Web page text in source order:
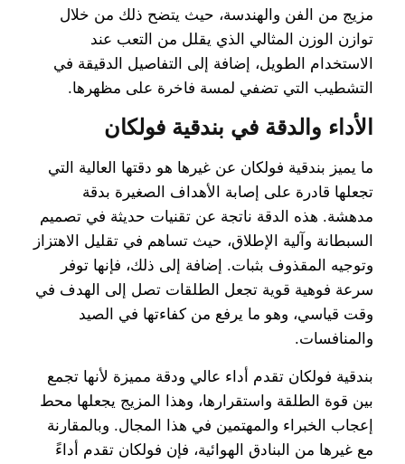
مزيج من الفن والهندسة، حيث يتضح ذلك من خلال
توازن الوزن المثالي الذي يقلل من التعب عند
الاستخدام الطويل، إضافة إلى التفاصيل الدقيقة في
التشطيب التي تضفي لمسة فاخرة على مظهرها.
الأداء والدقة في بندقية فولكان
ما يميز بندقية فولكان عن غيرها هو دقتها العالية التي
تجعلها قادرة على إصابة الأهداف الصغيرة بدقة
مدهشة. هذه الدقة ناتجة عن تقنيات حديثة في تصميم
السبطانة وآلية الإطلاق، حيث تساهم في تقليل الاهتزاز
وتوجيه المقذوف بثبات. إضافة إلى ذلك، فإنها توفر
سرعة فوهية قوية تجعل الطلقات تصل إلى الهدف في
وقت قياسي، وهو ما يرفع من كفاءتها في الصيد
والمنافسات.
بندقية فولكان تقدم أداء عالي ودقة مميزة لأنها تجمع
بين قوة الطلقة واستقرارها، وهذا المزيج يجعلها محط
إعجاب الخبراء والمهتمين في هذا المجال. وبالمقارنة
مع غيرها من البنادق الهوائية، فإن فولكان تقدم أداءً